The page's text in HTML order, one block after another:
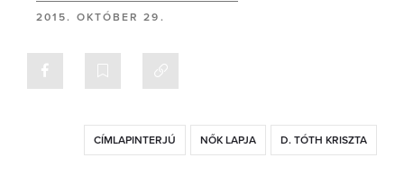
2015. OKTÓBER 29.
CÍMLAPINTERJÚ NŐK LAPJA D. TÓTH KRISZTA